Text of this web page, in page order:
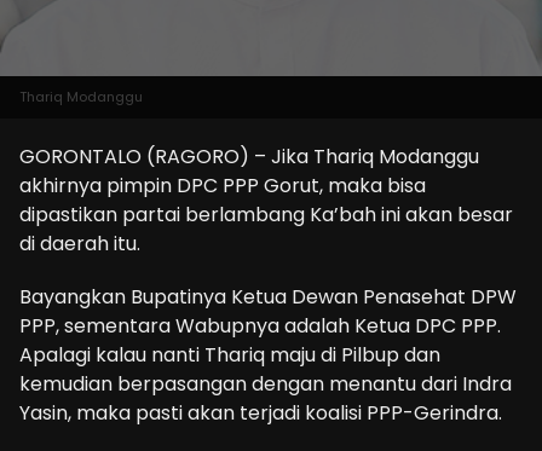
Thariq Modanggu
GORONTALO (RAGORO) – Jika Thariq Modanggu
akhirnya pimpin DPC PPP Gorut, maka bisa
dipastikan partai berlambang Ka’bah ini akan besar
di daerah itu.
Bayangkan Bupatinya Ketua Dewan Penasehat DPW
PPP, sementara Wabupnya adalah Ketua DPC PPP.
Apalagi kalau nanti Thariq maju di Pilbup dan
kemudian berpasangan dengan menantu dari Indra
Yasin, maka pasti akan terjadi koalisi PPP-Gerindra.